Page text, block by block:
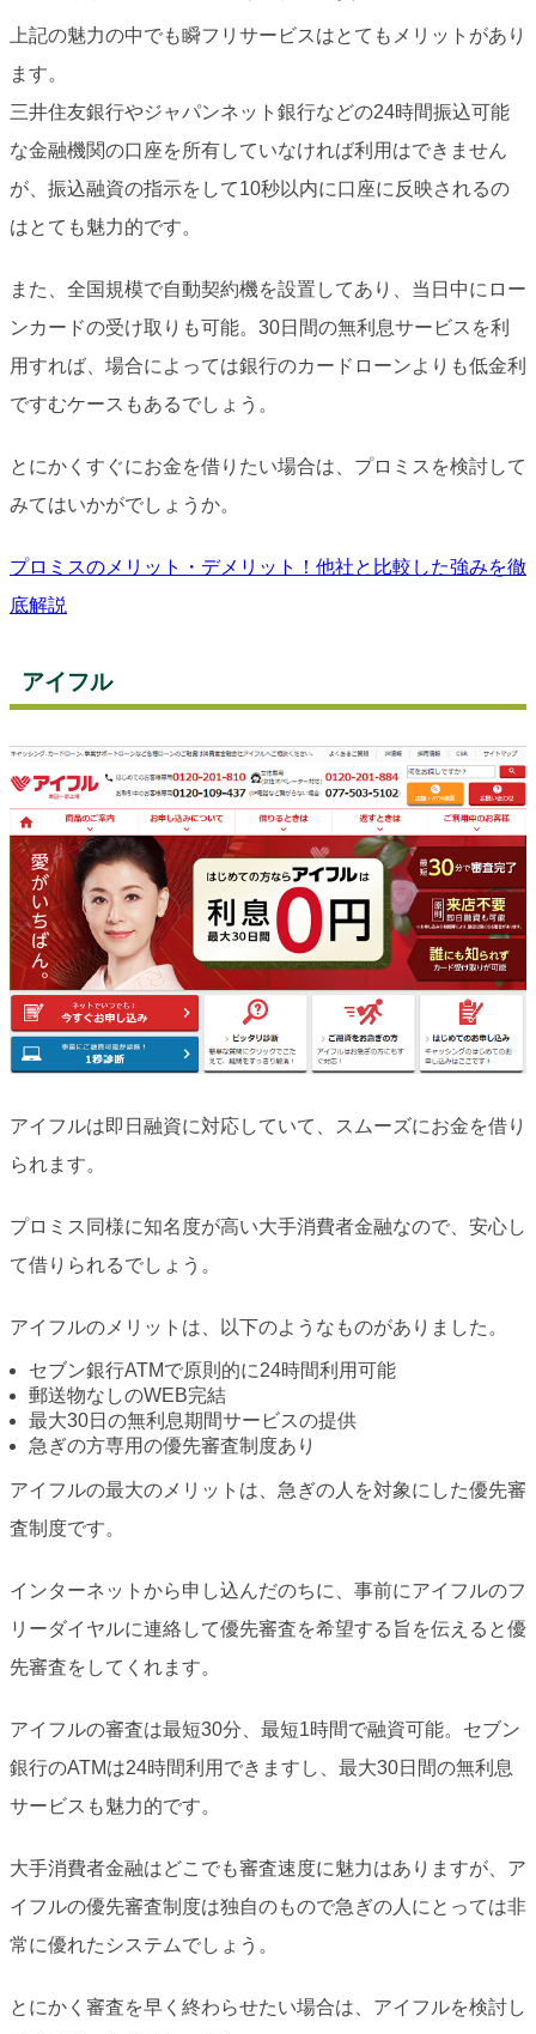
上記の魅力の中でも瞬フリサービスはとてもメリットがあり
ます。
三井住友銀行やジャパンネット銀行などの24時間振込可能
な金融機関の口座を所有していなければ利用はできません
が、振込融資の指示をして10秒以内に口座に反映されるの
はとても魅力的です。
また、全国規模で自動契約機を設置してあり、当日中にロー
ンカードの受け取りも可能。30日間の無利息サービスを利
用すれば、場合によっては銀行のカードローンよりも低金利
ですむケースもあるでしょう。
とにかくすぐにお金を借りたい場合は、プロミスを検討して
みてはいかがでしょうか。
プロミスのメリット・デメリット！他社と比較した強みを徹
底解説
アイフル
アイフルは即日融資に対応していて、スムーズにお金を借り
られます。
プロミス同様に知名度が高い大手消費者金融なので、安心し
て借りられるでしょう。
アイフルのメリットは、以下のようなものがありました。
セブン銀行ATMで原則的に24時間利用可能
郵送物なしのWEB完結
最大30日の無利息期間サービスの提供
急ぎの方専用の優先審査制度あり
アイフルの最大のメリットは、急ぎの人を対象にした優先審
査制度です。
インターネットから申し込んだのちに、事前にアイフルのフ
リーダイヤルに連絡して優先審査を希望する旨を伝えると優
先審査をしてくれます。
アイフルの審査は最短30分、最短1時間で融資可能。セブン
銀行のATMは24時間利用できますし、最大30日間の無利息
サービスも魅力的です。
大手消費者金融はどこでも審査速度に魅力はありますが、ア
イフルの優先審査制度は独自のもので急ぎの人にとっては非
常に優れたシステムでしょう。
とにかく審査を早く終わらせたい場合は、アイフルを検討し